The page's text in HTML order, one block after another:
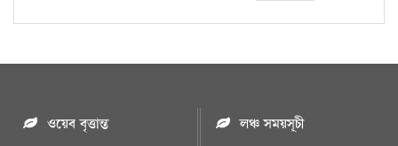
ওয়েব বৃত্তান্ত
লঞ্চ সময়সূচী